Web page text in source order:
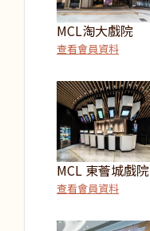
MCL淘大戲院
查看會員資料
MCL 東薈城戲院
查看會員資料